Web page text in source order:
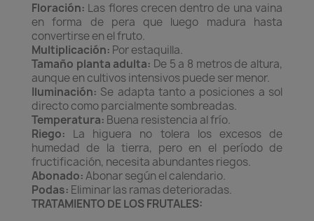
Floración: Las flores crecen dentro de una vaina
en forma de pera que luego madura hasta
convertirse en el fruto.
Multiplicación: Por estaquilla.
Tamaño planta adulta: De 5 a 8 metros de altura,
aunque en cultivos intensivos puede ser menor.
Iluminación: Se adapta tanto a posiciones a sol
directo como parcialmente sombreadas.
Temperatura: Buena resistencia al frío.
Riego: La higuera no tolera los excesos de
humedad de la tierra, pero en el período de
fructificación, necesita abundantes riegos.
Abonado:Abonar según el calendario.
Podas: Eliminar las ramas deterioradas.
TRATAMIENTO DE LOS FRUTALES: